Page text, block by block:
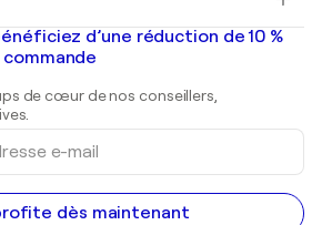
d’une réduction de 10 %
de cœur de nos conseillers,
dès maintenant